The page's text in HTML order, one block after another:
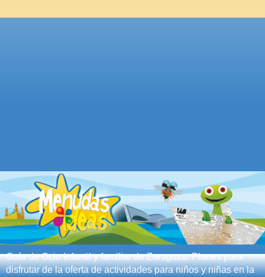
Guía de Ocio Infantil y familiar de Zaragoza. Planes para
disfrutar de la oferta de actividades para niños y niñas en la